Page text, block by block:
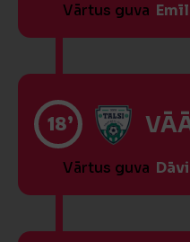
Vārtus guva
18’
Vārtus guva